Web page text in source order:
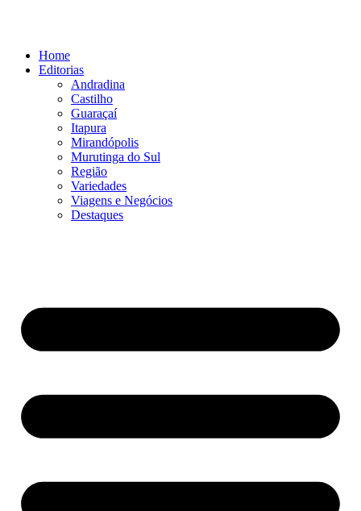
conteúdoHome
Editorias
Andradina
Castilho
Guaraçaí
Itapura
Mirandópolis
Murutinga do Sul
Região
Variedades
Viagens e Negócios
Destaques